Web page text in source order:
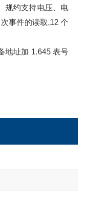
规约支持电压、电
事件的读取,12 个
地址加 1,645 表号